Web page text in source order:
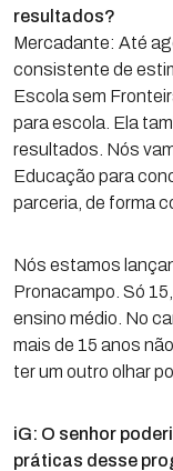
resultados?
Mercadante: Até
consistente de
Escola sem
para escola. Ela
resultados. Nós
Educação para
parceria, de forma
Nós estamos
Pronacampo. Só
ensino médio. No
mais de 15 anos
ter um outro olhar
iG: O senhor
práticas desse